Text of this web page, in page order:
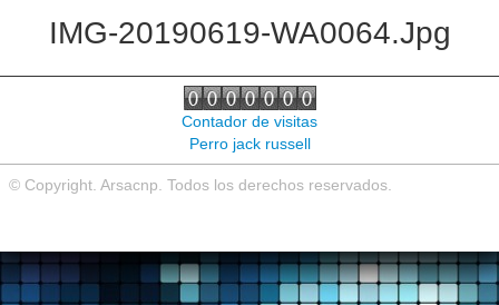
IMG-20190619-WA0064.jpg
Contador de visitas
Perro jack russell
© Copyright. Arsacnp. Todos los derechos reservados.